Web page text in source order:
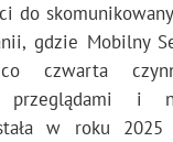
do
gdzie Mobilny
czwarta
przeglądami i
w roku 2025